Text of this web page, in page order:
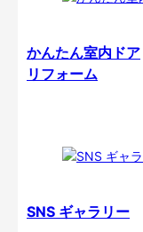
かんたん室内ドア
リフォーム
SNS ギャラリー